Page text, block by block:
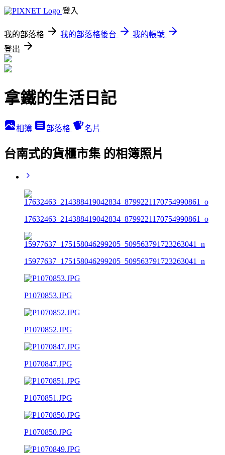
登入
我的部落格 我的部落格後台
我的帳號
登出
拿鐵的生活日記
相簿 部落格 名片
台南式的貨櫃市集 的相簿照片
17632463_214388419042834_8799221170754990861_o
15977637_175158046299205_509563791723263041_n
P1070853.JPG
P1070852.JPG
P1070847.JPG
P1070851.JPG
P1070850.JPG